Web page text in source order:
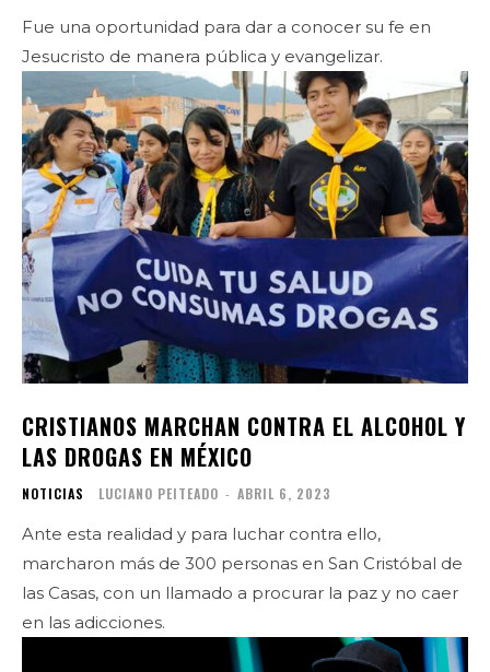
Fue una oportunidad para dar a conocer su fe en
Jesucristo de manera pública y evangelizar.
CRISTIANOS MARCHAN CONTRA EL ALCOHOL Y
LAS DROGAS EN MÉXICO
NOTICIAS LUCIANO PEITEADO - ABRIL 6, 2023
Ante esta realidad y para luchar contra ello,
marcharon más de 300 personas en San Cristóbal de
las Casas, con un llamado a procurar la paz y no caer
en las adicciones.